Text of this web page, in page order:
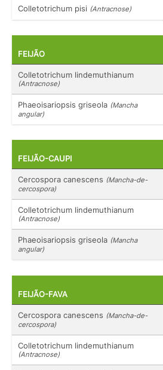
Colletotrichum pisi (Antracnose)
FEIJÃO
Colletotrichum lindemuthianum
(Antracnose)
Phaeoisariopsis griseola (Mancha
angular)
FEIJÃO-CAUPI
Cercospora canescens (Mancha-de-
cercospora)
Colletotrichum lindemuthianum
(Antracnose)
Phaeoisariopsis griseola (Mancha
angular)
FEIJÃO-FAVA
Cercospora canescens (Mancha-de-
cercospora)
Colletotrichum lindemuthianum
(Antracnose)